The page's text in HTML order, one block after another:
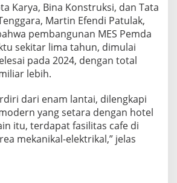
Karya, Bina Konstruksi, dan Tata
Martin Efendi Patulak,
pembangunan MES Pemda
sekitar lima tahun, dimulai
pada 2024, dengan total
lebih.
dari enam lantai, dilengkapi
yang setara dengan hotel
itu, terdapat fasilitas cafe di
mekanikal-elektrikal,” jelas